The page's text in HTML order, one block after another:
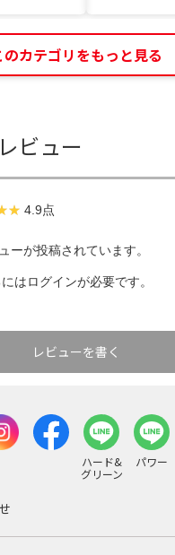
のカテゴリをもっと見る
ビュー
4.9点
ーが投稿されています。
はログインが必要です。
レビューを書く
ハード&
グリーン
パワー